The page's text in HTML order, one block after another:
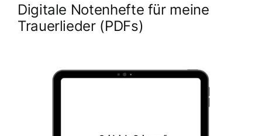
Digitale Notenhefte für meine
Trauerlieder (PDFs)